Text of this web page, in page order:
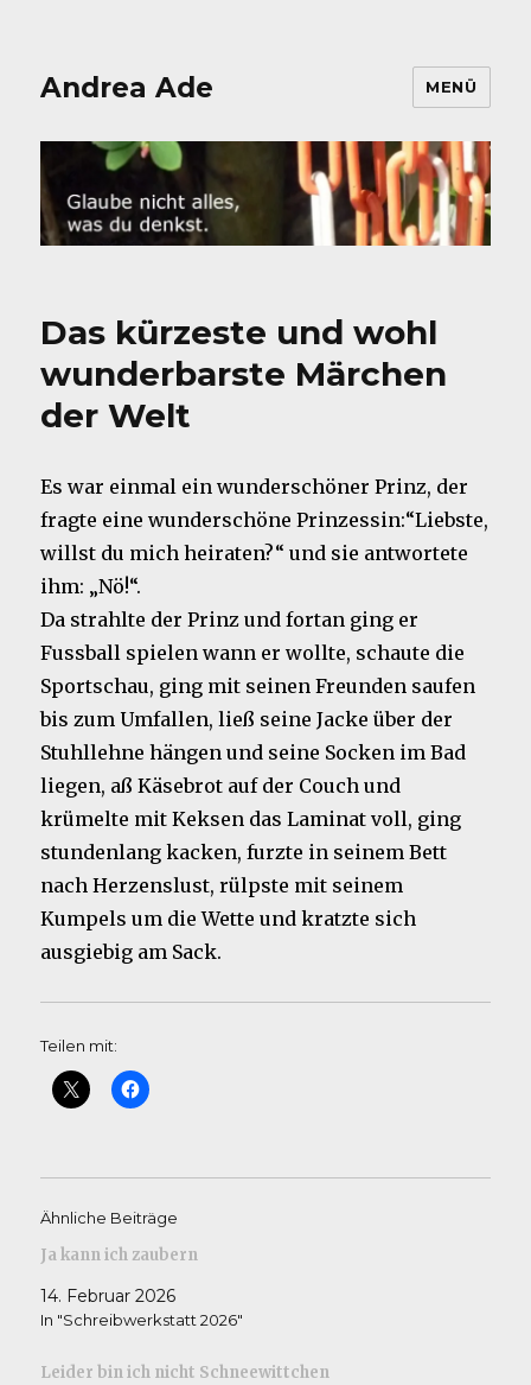
Andrea Ade MENÜ
Das kürzeste und wohl
wunderbarste Märchen
der Welt
Es war einmal ein wunderschöner Prinz, der
fragte eine wunderschöne Prinzessin:“Liebste,
willst du mich heiraten?“ und sie antwortete
ihm: „Nö!“.
Da strahlte der Prinz und fortan ging er
Fussball spielen wann er wollte, schaute die
Sportschau, ging mit seinen Freunden saufen
bis zum Umfallen, ließ seine Jacke über der
Stuhllehne hängen und seine Socken im Bad
liegen, aß Käsebrot auf der Couch und
krümelte mit Keksen das Laminat voll, ging
stundenlang kacken, furzte in seinem Bett
nach Herzenslust, rülpste mit seinem
Kumpels um die Wette und kratzte sich
ausgiebig am Sack.
Teilen mit:
Ähnliche Beiträge
Ja kann ich zaubern
14. Februar 2026
In "Schreibwerkstatt 2026"
Leider bin ich nicht Schneewittchen